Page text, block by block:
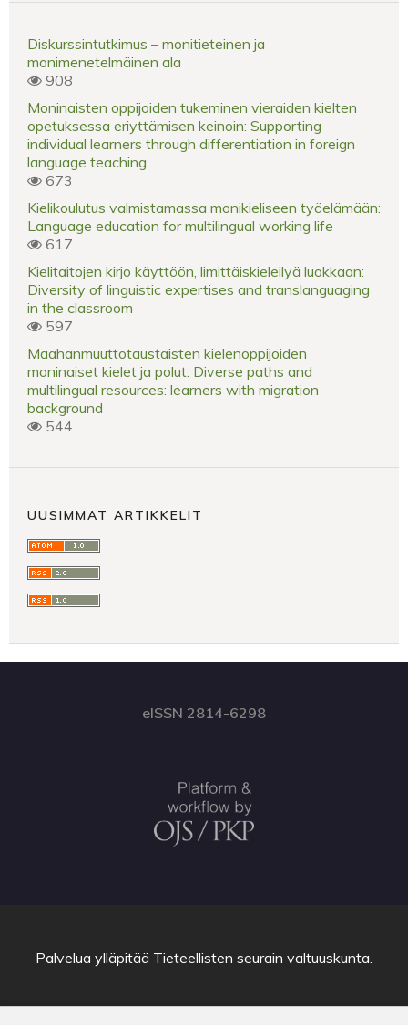
Diskurssintutkimus – monitieteinen ja
monimenetelmäinen ala
908
Moninaisten oppijoiden tukeminen vieraiden kielten
opetuksessa eriyttämisen keinoin: Supporting
individual learners through differentiation in foreign
language teaching
673
Kielikoulutus valmistamassa monikieliseen työelämään:
Language education for multilingual working life
617
Kielitaitojen kirjo käyttöön, limittäiskieleilyä luokkaan:
Diversity of linguistic expertises and translanguaging
in the classroom
597
Maahanmuuttotaustaisten kielenoppijoiden
moninaiset kielet ja polut: Diverse paths and
multilingual resources: learners with migration
background
544
UUSIMMAT ARTIKKELIT
eISSN 2814-6298
Palvelua ylläpitää Tieteellisten seurain valtuuskunta.